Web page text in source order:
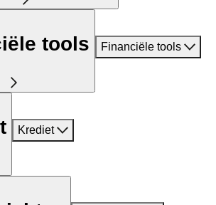
tools Financiële tools
Krediet